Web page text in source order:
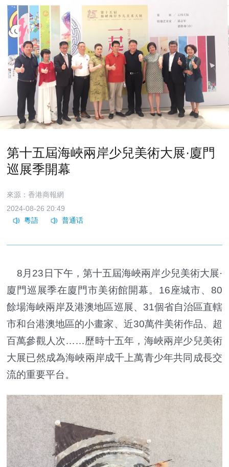
第十五屆海峽兩岸少兒美術大展·廈門
巡展季開幕
來源：香港商報網
2024-08-26 20:49
8月23日下午，第十五屆海峽兩岸少兒美術大展·
廈門巡展季在廈門市美術館開幕。16座城市、80
餘場海峽兩岸及港澳地區巡展、31個省自治區直轄
市和台港澳地區的小畫家、近30萬件美術作品、超
百萬參觀人次……歷時十五年，海峽兩岸少兒美術
大展已然成為海峽兩岸成千上萬青少年共同成長交
流的重要平台。